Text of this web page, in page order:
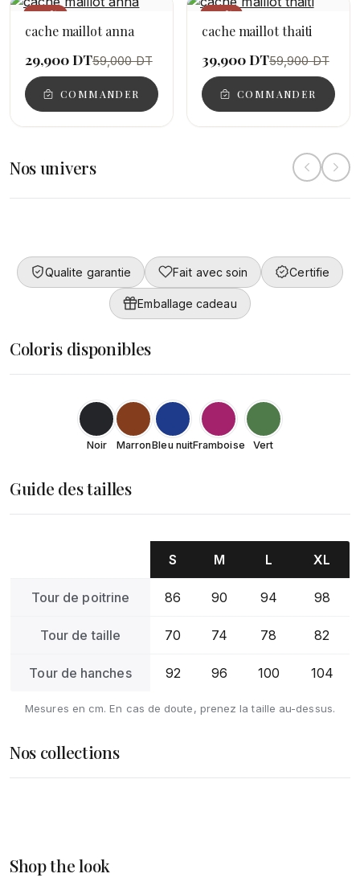
−49%
cache maillot anna
29,900 DT59,000 DT
COMMANDER
−33%
cache maillot thaiti
39,900 DT59,900 DT
COMMANDER
Nos univers
Femme
DÉCOUVRIR
Qualite garantie Fait avec soin Certifie
Emballage cadeau
Coloris disponibles
Noir MarronBleu nuitFramboise Vert
Guide des tailles
S M L XL
Tour de poitrine 86 90 94 98
Tour de taille 70 74 78 82
Tour de hanches 92 96 100 104
Mesures en cm. En cas de doute, prenez la taille au-dessus.
Nos collections
DÉCOUVRIR
Accessoires
DÉCOUVRIR
Shop the look